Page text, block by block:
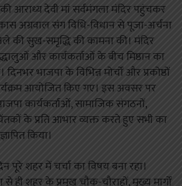
आराध्य देवी मां सर्वमंगला मंदिर पहुंचकर
अग्रवाल संग विधि-विधान से पूजा-अर्चना
की सुख-समृद्धि की कामना की। मंदिर
और कार्यकर्ताओं के बीच मिष्ठान का
भाजपा के विभिन्न मोर्चों और प्रकोष्ठों
आयोजित किए गए। इस अवसर पर
कार्यकर्ताओं, सामाजिक संगठनों,
के प्रति आभार व्यक्त करते हुए सभी का
किया।
पूरे शहर में चर्चा का विषय बना रहा।